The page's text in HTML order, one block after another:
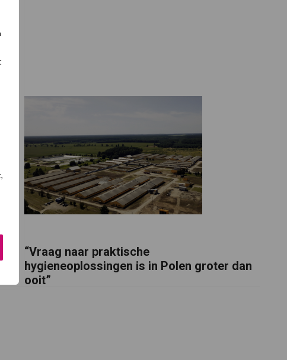
“Vraag naar praktische
hygieneoplossingen is in Polen groter dan
ooit”